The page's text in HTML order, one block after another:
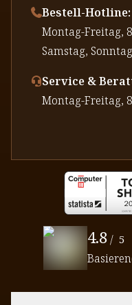
Bestell-Hotline:
⁠Montag-Freitag,
⁠Samstag,
Service &
⁠Montag-Freitag,
4.8 / 5